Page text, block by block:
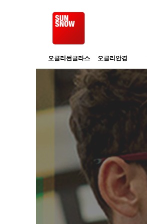
오클리썬글라스 오클리안경